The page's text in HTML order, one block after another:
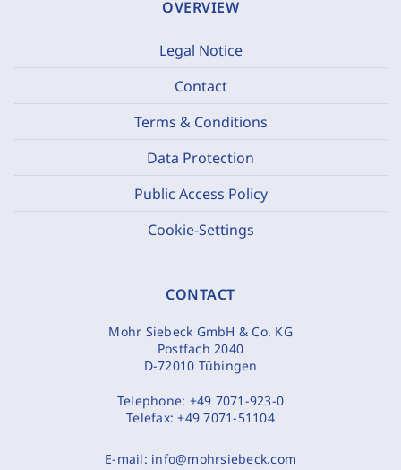
OVERVIEW
Legal Notice
Contact
Terms & Conditions
Data Protection
Public Access Policy
Cookie-Settings
CONTACT
Mohr Siebeck GmbH & Co. KG
Postfach 2040
D-72010 Tübingen
Telephone: +49 7071-923-0
Telefax:+49 7071-51104
E-mail: info@mohrsiebeck.com